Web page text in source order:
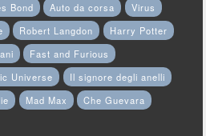
Bond Auto da corsa
Virus
Robert Langdon
Harry Potter
Fast and Furious
Universe
Il signore degli anelli
Mad Max
Che Guevara